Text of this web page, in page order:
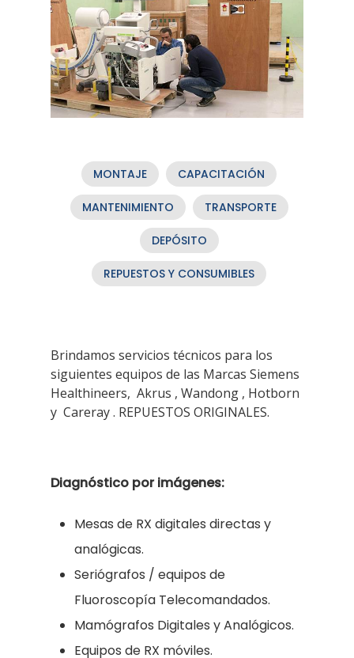
MONTAJE CAPACITACIÓN
MANTENIMIENTO TRANSPORTE
DEPÓSITO
REPUESTOS Y CONSUMIBLES
Brindamos servicios técnicos para los
siguientes equipos de las Marcas Siemens
Healthineers, Akrus , Wandong , Hotborn
y Careray . REPUESTOS ORIGINALES.
Diagnóstico por imágenes:
Mesas de RX digitales directas y
analógicas.
Seriógrafos / equipos de
Fluoroscopía Telecomandados.
Mamógrafos Digitales y Analógicos.
Equipos de RX móviles.